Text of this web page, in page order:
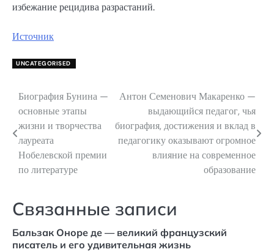
избежание рецидива разрастаний.
Источник
UNCATEGORISED
Навигация
по
записям
Биография Бунина —
основные этапы
жизни и творчества
лауреата
Нобелевской премии
по литературе
Антон Семенович Макаренко —
выдающийся педагог, чья
биография, достижения и вклад в
педагогику оказывают огромное
влияние на современное
образование
Связанные записи
Бальзак Оноре де — великий французский
писатель и его удивительная жизнь